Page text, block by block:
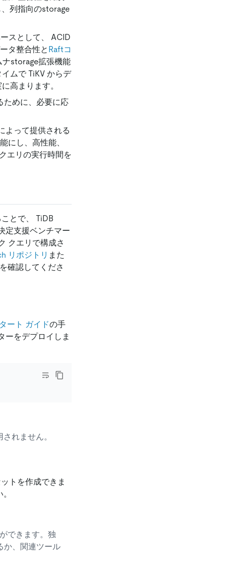
列指向のstorage
スとして、 ACID
タ整合性と Raftコ
ナstorage拡張機能
ムで TiKV からデ
高まります。
ために、必要に応
よって提供される
にし、高性能、
エリの実行時間を
とで、 TiDB
定支援ベンチマー
クエリで構成さ
リポジトリ また
確認してくださ
ート ガイドの手
ーをデプロイしま
れません。
トを作成できま
できます。独
か、関連ツール